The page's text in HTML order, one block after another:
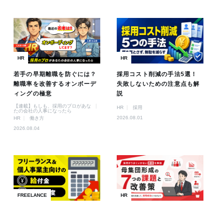
HR
若手の早期離職を防ぐには？
離職率を改善するオンボーデ
ィングの極意
【連載】もしも、採用のプロがあな
たの会社の人事になったら
HR
働き方
2026.08.04
HR
採用コスト削減の手法5選！
失敗しないための注意点も解
説
HR
採用
2026.08.01
FREELANCE HR